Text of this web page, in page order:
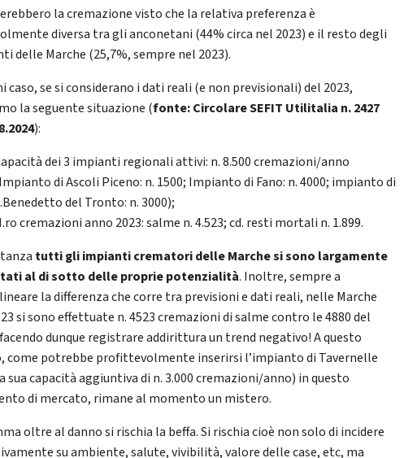
la cremazione visto che la relativa preferenza è
diversa tra gli anconetani (44% circa nel 2023) e il resto degli
delle Marche (25,7%, sempre nel 2023).
caso, se si considerano i dati reali (e non previsionali) del 2023,
la seguente situazione (fonte: Circolare SEFIT Utilitalia n. 2427
):
dei 3 impianti regionali attivi: n. 8.500 cremazioni/anno
di Ascoli Piceno: n. 1500; Impianto di Fano: n. 4000; impianto di
del Tronto: n. 3000);
cremazioni anno 2023: salme n. 4.523; cd. resti mortali n. 1.899.
tutti gli impianti crematori delle Marche si sono largamente
al di sotto delle proprie potenzialità. Inoltre, sempre a
la differenza che corre tra previsioni e dati reali, nelle Marche
si sono effettuate n. 4523 cremazioni di salme contro le 4880 del
dunque registrare addirittura un trend negativo! A questo
come potrebbe profittevolmente inserirsi l’impianto di Tavernelle
sua capacità aggiuntiva di n. 3.000 cremazioni/anno) in questo
di mercato, rimane al momento un mistero.
oltre al danno si rischia la beffa. Si rischia cioè non solo di incidere
su ambiente, salute, vivibilità, valore delle case, etc, ma